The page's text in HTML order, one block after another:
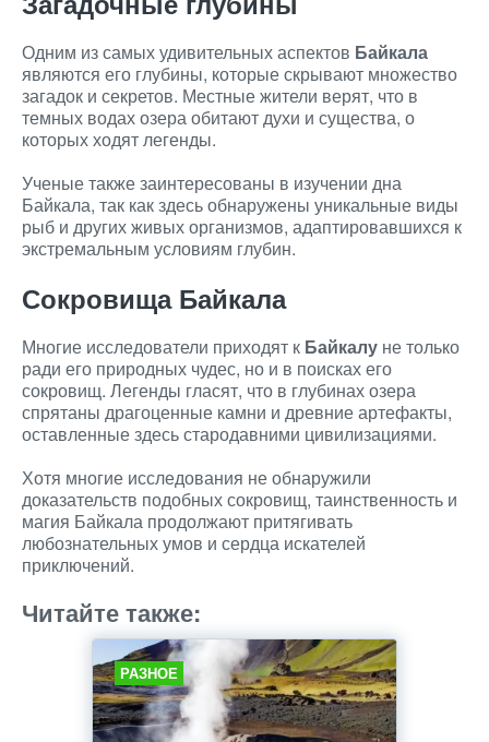
Одним из самых удивительных аспектов Байкала
являются его глубины, которые скрывают множество
загадок и секретов. Местные жители верят, что в
темных водах озера обитают духи и существа, о
которых ходят легенды.
Ученые также заинтересованы в изучении дна
Байкала, так как здесь обнаружены уникальные виды
рыб и других живых организмов, адаптировавшихся к
экстремальным условиям глубин.
Сокровища Байкала
Многие исследователи приходят к Байкалу не только
ради его природных чудес, но и в поисках его
сокровищ. Легенды гласят, что в глубинах озера
спрятаны драгоценные камни и древние артефакты,
оставленные здесь стародавними цивилизациями.
Хотя многие исследования не обнаружили
доказательств подобных сокровищ, таинственность и
магия Байкала продолжают притягивать
любознательных умов и сердца искателей
приключений.
Читайте также:
РАЗНОЕ